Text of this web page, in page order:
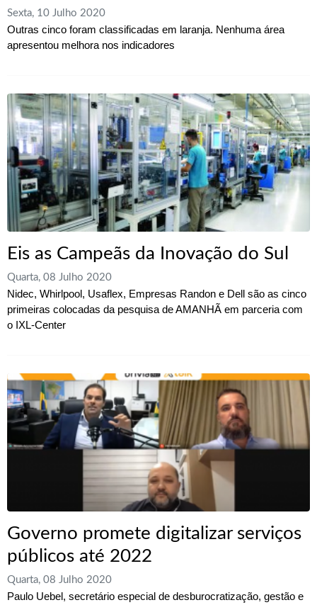
Sexta, 10 Julho 2020
Outras cinco foram classificadas em laranja. Nenhuma área
apresentou melhora nos indicadores
Eis as Campeãs da Inovação do Sul
Quarta, 08 Julho 2020
Nidec, Whirlpool, Usaflex, Empresas Randon e Dell são as cinco
primeiras colocadas da pesquisa de AMANHÃ em parceria com
o IXL-Center
Governo promete digitalizar serviços
públicos até 2022
Quarta, 08 Julho 2020
Paulo Uebel, secretário especial de desburocratização, gestão e